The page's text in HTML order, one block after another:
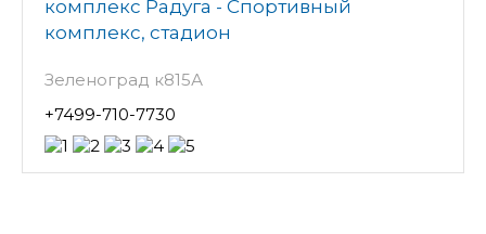
комплекс Радуга - Спортивный
комплекс, стадион
Зеленоград к815А
+7499-710-7730